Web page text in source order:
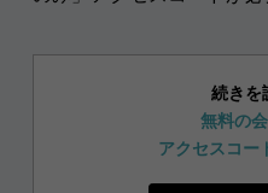
続きを
無料の
アクセスコー